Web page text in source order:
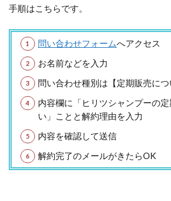
手順はこちらです。
問い合わせフォームへアクセス
お名前などを入力
問い合わせ種別は【定期販売に
内容欄に「ヒリツシャンプーの
い」ことと解約理由を入力
内容を確認して送信
解約完了のメールがきたらOK